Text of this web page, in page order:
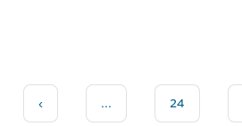
‹ ... 24